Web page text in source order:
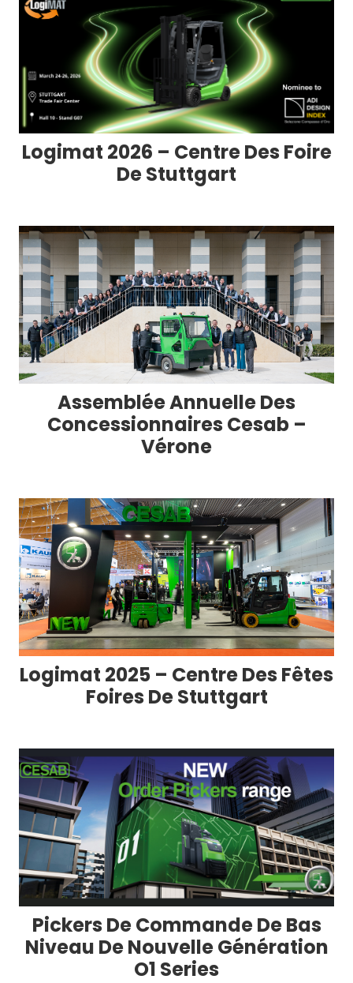
Logimat 2026 – Centre Des Foire
De Stuttgart
Assemblée Annuelle Des
Concessionnaires Cesab –
Vérone
Logimat 2025 – Centre Des Fêtes
Foires De Stuttgart
Pickers De Commande De Bas
Niveau De Nouvelle Génération
O1 Series